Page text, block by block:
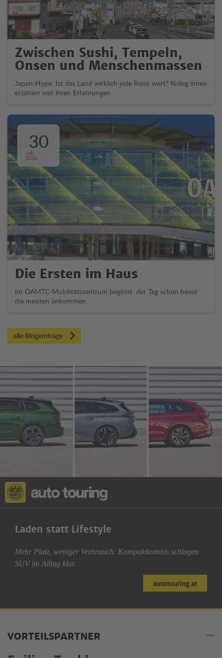
Zwischen Sushi, Tempeln,
Onsen und Menschenmassen
Japan-Hype: Ist das Land wirklich jede Reise wert? Kolleg:innen
erzählen von ihren Erfahrungen
30
Juli
2026
Die Ersten im Haus
Im ÖAMTC-Mobilitätszentrum beginnt der Tag schon bevor
die meisten ankommen.
alle Blogeinträge
Laden statt Lifestyle
Mehr Platz, weniger Verbrauch: Kompaktkombis schlagen
SUV im Alltag klar.
autotouring.at
VORTEILSPARTNER